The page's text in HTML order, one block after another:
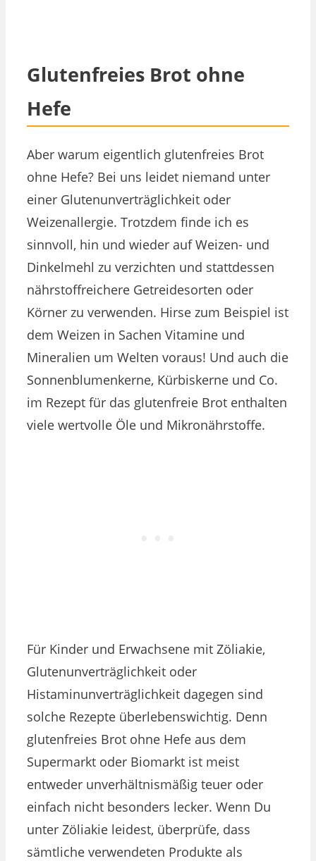
Glutenfreies Brot ohne
Hefe
Aber warum eigentlich glutenfreies Brot
ohne Hefe? Bei uns leidet niemand unter
einer Glutenunverträglichkeit oder
Weizenallergie. Trotzdem finde ich es
sinnvoll, hin und wieder auf Weizen- und
Dinkelmehl zu verzichten und stattdessen
nährstoffreichere Getreidesorten oder
Körner zu verwenden. Hirse zum Beispiel ist
dem Weizen in Sachen Vitamine und
Mineralien um Welten voraus! Und auch die
Sonnenblumenkerne, Kürbiskerne und Co.
im Rezept für das glutenfreie Brot enthalten
viele wertvolle Öle und Mikronährstoffe.
Für Kinder und Erwachsene mit Zöliakie,
Glutenunverträglichkeit oder
Histaminunverträglichkeit dagegen sind
solche Rezepte überlebenswichtig. Denn
glutenfreies Brot ohne Hefe aus dem
Supermarkt oder Biomarkt ist meist
entweder unverhältnismäßig teuer oder
einfach nicht besonders lecker. Wenn Du
unter Zöliakie leidest, überprüfe, dass
sämtliche verwendeten Produkte als